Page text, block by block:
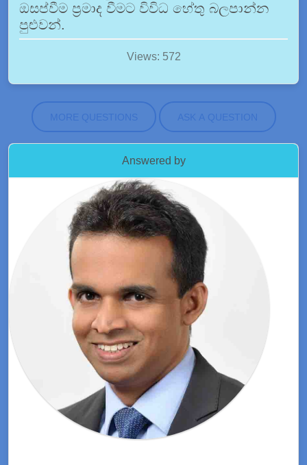
ඔසප්වීම ප්‍රමාද වීමට විවිධ හේතු බලපාන්න
පුළුවන්.
Views: 572
MORE QUESTIONS ASK A QUESTION
Answered by